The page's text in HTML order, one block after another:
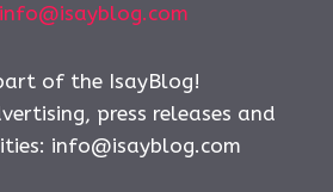
info@isayblog.com
of the IsayBlog!
press releases and
info@isayblog.com